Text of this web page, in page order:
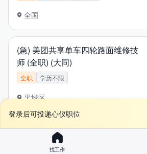
全国
(急) 美团共享单车四轮路面维修技
师 (全职) (大同)
全职 学历不限
平城区
(急) 美团共享单车两轮路面维修技师
(全职) (大同)
登录后可投递心仪职位
找工作